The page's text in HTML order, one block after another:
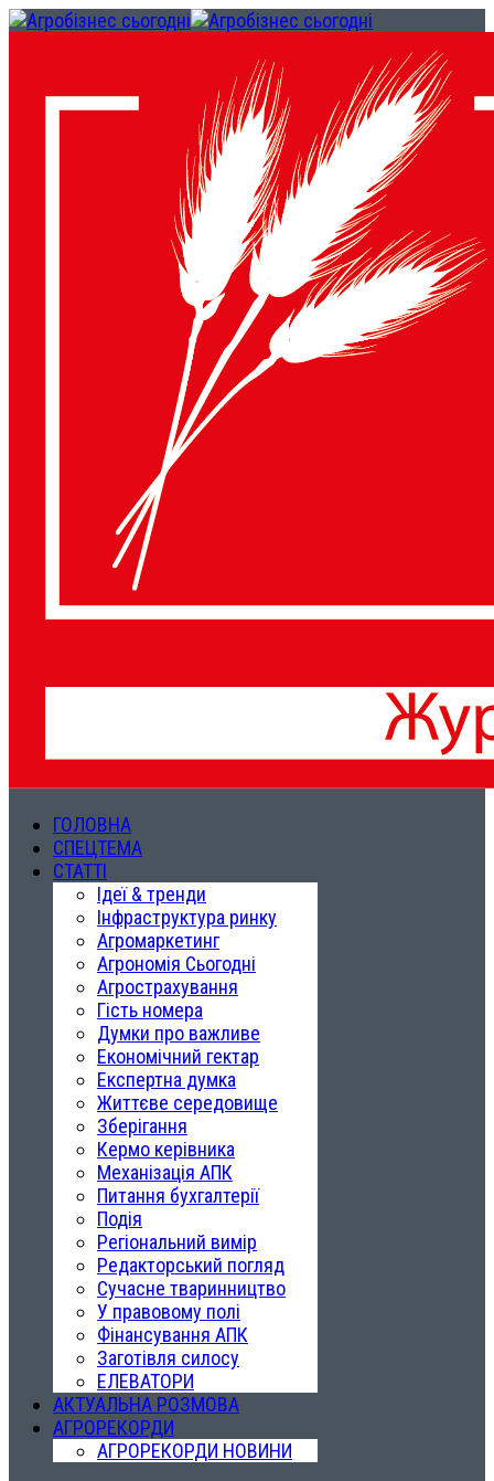
ГОЛОВНА
СПЕЦТЕМА
СТАТТІ
Ідеї & тренди
Інфраструктура ринку
Агромаркетинг
Агрономія Сьогодні
Агрострахування
Гість номера
Думки про важливе
Економічний гектар
Експертна думка
Життєве середовище
Зберігання
Кермо керівника
Механізація АПК
Питання бухгалтерії
Подія
Регіональний вимір
Редакторський погляд
Сучасне тваринництво
У правовому полі
Фінансування АПК
Заготівля силосу
ЕЛЕВАТОРИ
АКТУАЛЬНА РОЗМОВА
АГРОРЕКОРДИ
АГРОРЕКОРДИ НОВИНИ